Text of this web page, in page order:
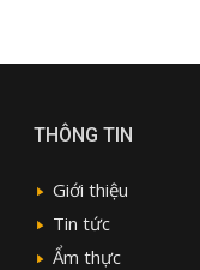
THÔNG TIN
Giới thiệu
Tin tức
Ẩm thực